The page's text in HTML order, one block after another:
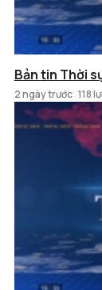
Bản tin Thời
2 ngày trước 118